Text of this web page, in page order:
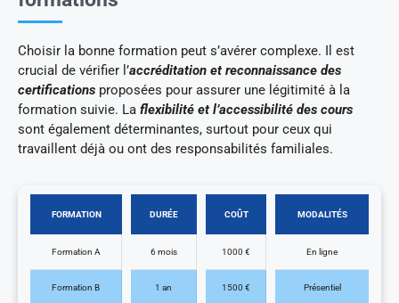
Choisir la bonne formation peut s’avérer complexe. Il est
crucial de vérifier l’accréditation et reconnaissance des
certifications proposées pour assurer une légitimité à la
formation suivie. La flexibilité et l’accessibilité des cours
sont également déterminantes, surtout pour ceux qui
travaillent déjà ou ont des responsabilités familiales.
FORMATION DURÉE COÛT MODALITÉS
Formation A 6 mois 1000 € En ligne
Formation B 1 an 1500 € Présentiel